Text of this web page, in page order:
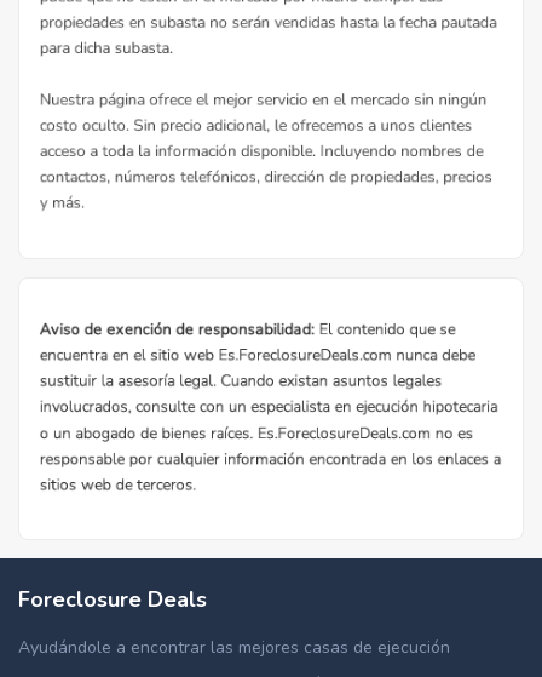
Foreclosure Deals
Ayudándole a encontrar las mejores casas de ejecución